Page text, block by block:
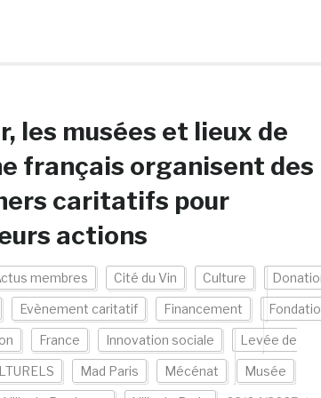
les musées et lieux de
français organisent des
caritatifs pour
actions
membres Cité du Vin Culture
Evènement caritatif Financement
France Innovation sociale Levée de
Mad Paris Mécénat Musée